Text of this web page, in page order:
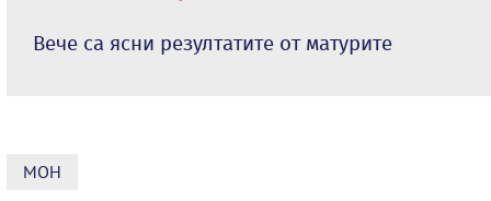
Вече са ясни резултатите от матурите
МОН